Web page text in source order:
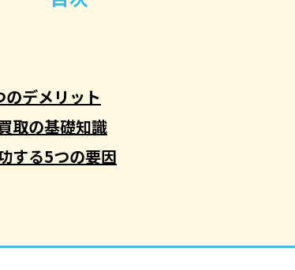
デメリット
取の基礎知識
する5つの要因